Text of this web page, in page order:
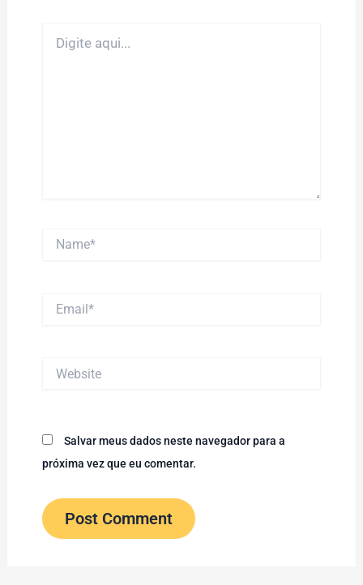
aqui...
Salvar meus dados neste navegador para a
próxima vez que eu comentar.